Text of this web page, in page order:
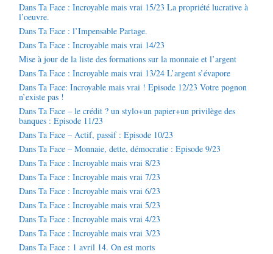
Dans Ta Face : Incroyable mais vrai 15/23 La propriété lucrative à
l’oeuvre.
Dans Ta Face : l’Impensable Partage.
Dans Ta Face : Incroyable mais vrai 14/23
Mise à jour de la liste des formations sur la monnaie et l’argent
Dans Ta Face : Incroyable mais vrai 13/24 L’argent s’évapore
Dans Ta Face: Incroyable mais vrai ! Episode 12/23 Votre pognon
n’existe pas !
Dans Ta Face – le crédit ? un stylo+un papier+un privilège des
banques : Episode 11/23
Dans Ta Face – Actif, passif : Episode 10/23
Dans Ta Face – Monnaie, dette, démocratie : Episode 9/23
Dans Ta Face : Incroyable mais vrai 8/23
Dans Ta Face : Incroyable mais vrai 7/23
Dans Ta Face : Incroyable mais vrai 6/23
Dans Ta Face : Incroyable mais vrai 5/23
Dans Ta Face : Incroyable mais vrai 4/23
Dans Ta Face : Incroyable mais vrai 3/23
Dans Ta Face : 1 avril 14. On est morts